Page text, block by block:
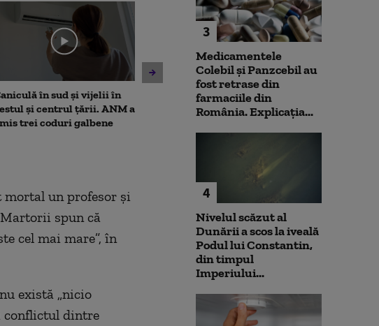
în sud și vijelii în
și centrul țării. ANM a
trei coduri galbene
Moody's menține ratingul de
țară al României, cu
Alexandru Nazare: E un
neuniform și
mortal un profesor și
spun că
cel mai mare”, în
există „nicio
conflictul dintre
3
Medicamentele
Colebil și Panzcebil au
fost retrase din
farmaciile din
România. Explicația...
4
Nivelul scăzut al
Dunării a scos la iveală
Podul lui Constantin,
din timpul
Imperiului...